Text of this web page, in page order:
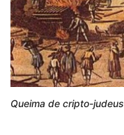
Queima de cripto-